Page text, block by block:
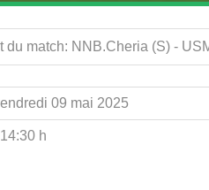
du match: NNB.Cheria (S) -
09 mai 2025
14:30 h